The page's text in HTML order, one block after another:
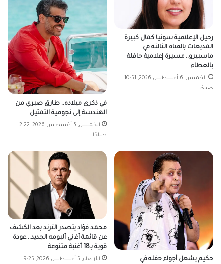
رحيل الإعلامية سونيا كمال كبيرة
المذيعات بالقناة الثالثة في
ماسبيرو.. مسيرة إعلامية حافلة
بالعطاء
الخميس, 6 أغسطس 2026, 10:51
صباحًا
في ذكرى ميلاده.. طارق صبري من
الهندسة إلى نجومية التمثيل
الخميس, 6 أغسطس 2026, 2:22
صباحًا
حكيم يشعل أجواء حفله في
محمد فؤاد يتصدر الترند بعد الكشف
عن قائمة أغاني ألبومه الجديد.. عودة
قوية بـ18 أغنية متنوعة
الأربعاء, 5 أغسطس 2026, 9:25